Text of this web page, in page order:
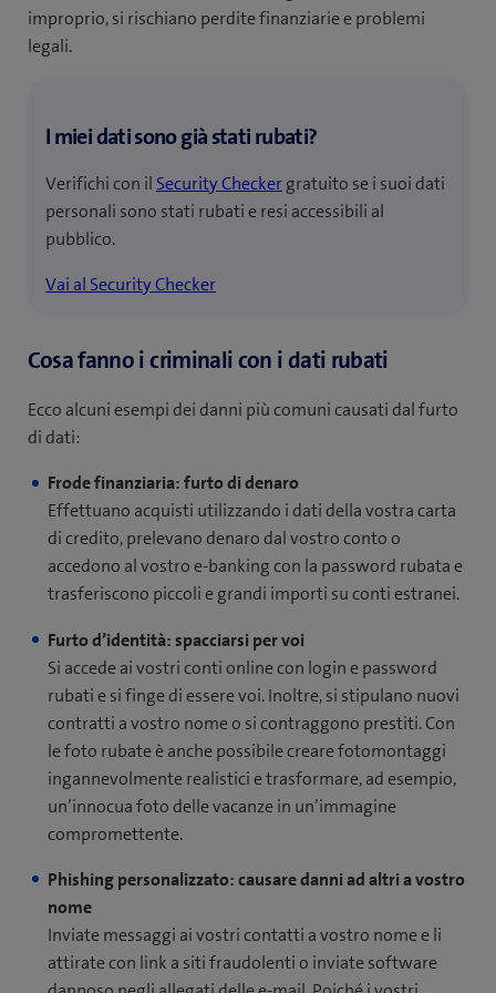
improprio, si rischiano perdite finanziarie e problemi
legali.
I miei dati sono già stati rubati?
Verifichi con il Security Checkergratuito se i suoi dati
personali sono stati rubati e resi accessibili al
pubblico.
Vai al Security Checker
Cosa fanno i criminali con i dati rubati
Ecco alcuni esempi dei danni più comuni causati dal furto
di dati:
Frode finanziaria: furto di denaro
Effettuano acquisti utilizzando i dati della vostra carta
di credito, prelevano denaro dal vostro conto o
accedono al vostro e-banking con la password rubata e
trasferiscono piccoli e grandi importi su conti estranei.
Furto d’identità: spacciarsi per voi
Si accede ai vostri conti online con login e password
rubati e si finge di essere voi. Inoltre, si stipulano nuovi
contratti a vostro nome o si contraggono prestiti. Con
le foto rubate è anche possibile creare fotomontaggi
ingannevolmente realistici e trasformare, ad esempio,
un’innocua foto delle vacanze in un’immagine
compromettente.
Phishing personalizzato: causare danni ad altri a vostro
nome
Inviate messaggi ai vostri contatti a vostro nome e li
attirate con link a siti fraudolenti o inviate software